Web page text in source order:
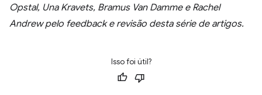
Opstal, Una Kravets, Bramus Van Damme e Rachel
Andrew pelo feedback e revisão desta série de artigos.
Isso foi útil?